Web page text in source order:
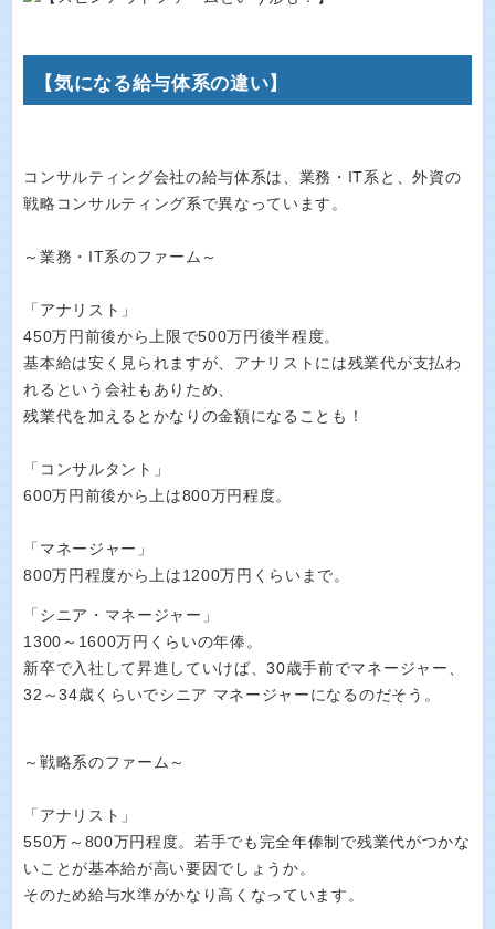
【気になる給与体系の違い】
コンサルティング会社の給与体系は、業務・IT系と、外資の
戦略コンサルティング系で異なっています。
～業務・IT系のファーム～
「アナリスト」
450万円前後から上限で500万円後半程度。
基本給は安く見られますが、アナリストには残業代が支払わ
れるという会社もありため、
残業代を加えるとかなりの金額になることも！
「コンサルタント」
600万円前後から上は800万円程度。
「マネージャー」
800万円程度から上は1200万円くらいまで。
「シニア・マネージャー」
1300～1600万円くらいの年俸。
新卒で入社して昇進していけば、30歳手前でマネージャー、
32～34歳くらいでシニア マネージャーになるのだそう。
～戦略系のファーム～
「アナリスト」
550万～800万円程度。若手でも完全年俸制で残業代がつかな
いことが基本給が高い要因でしょうか。
そのため給与水準がかなり高くなっています。